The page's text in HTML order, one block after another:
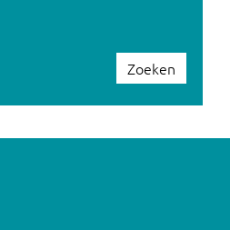
Zoeken